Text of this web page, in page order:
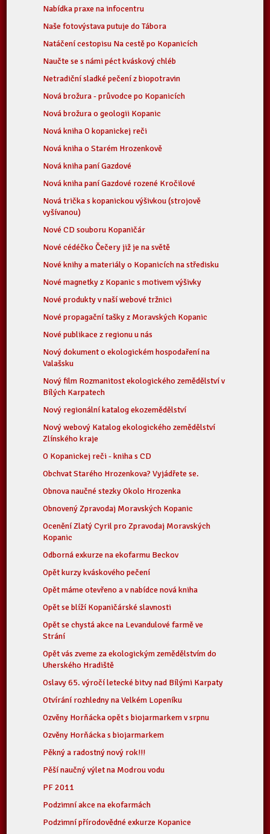
Nabídka praxe na infocentru
Naše fotovýstava putuje do Tábora
Natáčení cestopisu Na cestě po Kopanicích
Naučte se s námi péct kváskový chléb
Netradiční sladké pečení z biopotravin
Nová brožura - průvodce po Kopanicích
Nová brožura o geologii Kopanic
Nová kniha O kopanickej reči
Nová kniha o Starém Hrozenkově
Nová kniha paní Gazdové
Nová kniha paní Gazdové rozené Kročilové
Nová trička s kopanickou výšivkou (strojově
vyšívanou)
Nové CD souboru Kopaničár
Nové cédéčko Čečery již je na světě
Nové knihy a materiály o Kopanicích na středisku
Nové magnetky z Kopanic s motivem výšivky
Nové produkty v naší webové tržnici
Nové propagační tašky z Moravských Kopanic
Nové publikace z regionu u nás
Nový dokument o ekologickém hospodaření na
Valašsku
Nový film Rozmanitost ekologického zemědělství v
Bílých Karpatech
Nový regionální katalog ekozemědělství
Nový webový Katalog ekologického zemědělství
Zlínského kraje
O Kopanickej reči - kniha s CD
Obchvat Starého Hrozenkova? Vyjádřete se.
Obnova naučné stezky Okolo Hrozenka
Obnovený Zpravodaj Moravských Kopanic
Ocenění Zlatý Cyril pro Zpravodaj Moravských
Kopanic
Odborná exkurze na ekofarmu Beckov
Opět kurzy kváskového pečení
Opět máme otevřeno a v nabídce nová kniha
Opět se blíží Kopaničárské slavnosti
Opět se chystá akce na Levandulové farmě ve
Strání
Opět vás zveme za ekologickým zemědělstvím do
Uherského Hradiště
Oslavy 65. výročí letecké bitvy nad Bílými Karpaty
Otvírání rozhledny na Velkém Lopeníku
Ozvěny Horňácka opět s biojarmarkem v srpnu
Ozvěny Horňácka s biojarmarkem
Pěkný a radostný nový rok!!!
Pěší naučný výlet na Modrou vodu
PF 2011
Podzimní akce na ekofarmách
Podzimní přírodovědné exkurze Kopanice